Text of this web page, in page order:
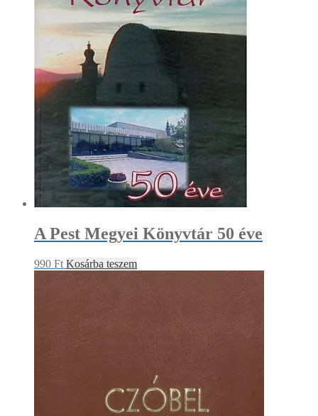
A Pest Megyei Könyvtár 50 éve
990 Ft Kosárba teszem